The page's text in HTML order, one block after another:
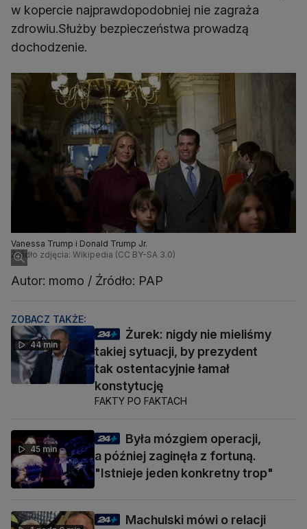
w kopercie najprawdopodobniej nie zagraża
zdrowiu.Służby bezpieczeństwa prowadzą
dochodzenie.
Vanessa Trump i Donald Trump Jr.
Źródło zdjęcia: Wikipedia (CC BY-SA 3.0)
Autor: momo / Źródło: PAP
ZOBACZ TAKŻE:
44 min
Żurek: nigdy nie mieliśmy
takiej sytuacji, by prezydent
tak ostentacyjnie łamał
konstytucję
FAKTY PO FAKTACH
45 min
Była mózgiem operacji,
a później zaginęła z fortuną.
"Istnieje jeden konkretny trop"
Machulski mówi o relacji